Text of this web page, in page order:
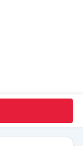
กระบะเทคโนโลยีทันสมัยและความปลอดภัยสูง